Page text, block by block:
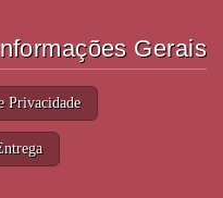
Gerais
Privacidade